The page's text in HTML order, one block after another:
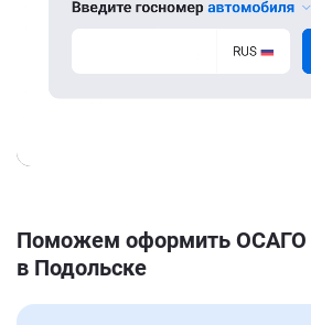
Поможем оформить ОСАГО
в Подольске